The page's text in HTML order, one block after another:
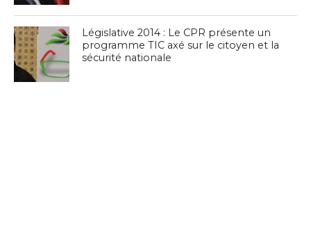
Législative 2014 : Le CPR présente un
programme TIC axé sur le citoyen et la
sécurité nationale